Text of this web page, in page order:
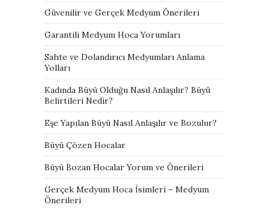
Güvenilir ve Gerçek Medyum Önerileri
Garantili Medyum Hoca Yorumları
Sahte ve Dolandırıcı Medyumları Anlama
Yolları
Kadında Büyü Olduğu Nasıl Anlaşılır? Büyü
Belirtileri Nedir?
Eşe Yapılan Büyü Nasıl Anlaşılır ve Bozulur?
Büyü Çözen Hocalar
Büyü Bozan Hocalar Yorum ve Önerileri
Gerçek Medyum Hoca İsimleri – Medyum
Önerileri